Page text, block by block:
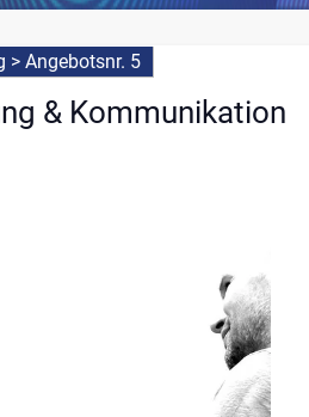
> Angebotsnr. 5
& Kommunikation